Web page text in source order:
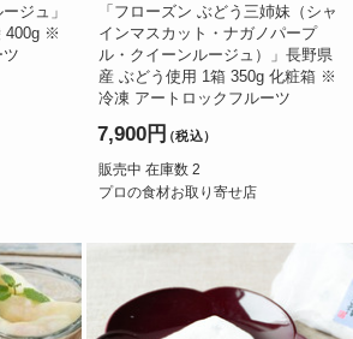
ジュ」
400g ※
「フローズン ぶどう三姉妹（シャ
インマスカット・ナガノパープ
ル・クイーンルージュ）」長野県
産 ぶどう使用 1箱 350g 化粧箱 ※
冷凍 アートロックフルーツ
7,900円（税込）
販売中 在庫数 2
プロの食材お取り寄せ店